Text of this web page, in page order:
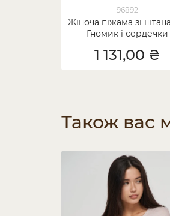
96892
Жіноча піжама зі
Гномик і сердечки
1 131,00 ₴
Також вас